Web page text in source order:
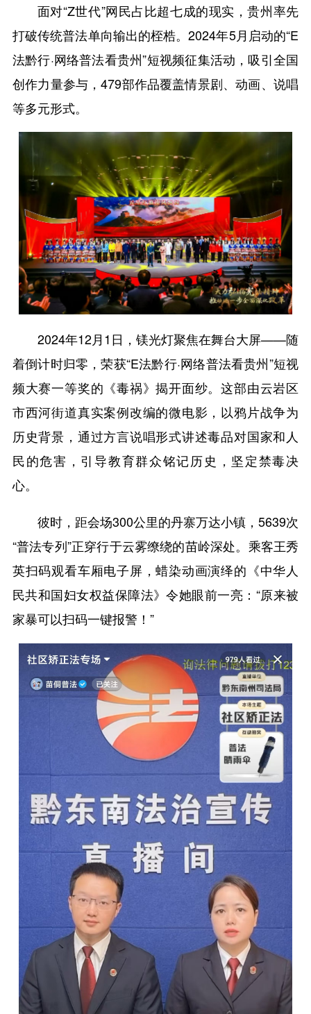
面对“Z世代”网民占比超七成的现实，贵州率先
打破传统普法单向输出的桎梏。2024年5月启动的“E
法黔行·网络普法看贵州”短视频征集活动，吸引全国
创作力量参与，479部作品覆盖情景剧、动画、说唱
等多元形式。
2024年12月1日，镁光灯聚焦在舞台大屏——随
着倒计时归零，荣获“E法黔行·网络普法看贵州”短视
频大赛一等奖的《毒祸》揭开面纱。这部由云岩区
市西河街道真实案例改编的微电影，以鸦片战争为
历史背景，通过方言说唱形式讲述毒品对国家和人
民的危害，引导教育群众铭记历史，坚定禁毒决
心。
彼时，距会场300公里的丹寨万达小镇，5639次
“普法专列”正穿行于云雾缭绕的苗岭深处。乘客王秀
英扫码观看车厢电子屏，蜡染动画演绎的《中华人
民共和国妇女权益保障法》令她眼前一亮：“原来被
家暴可以扫码一键报警！”